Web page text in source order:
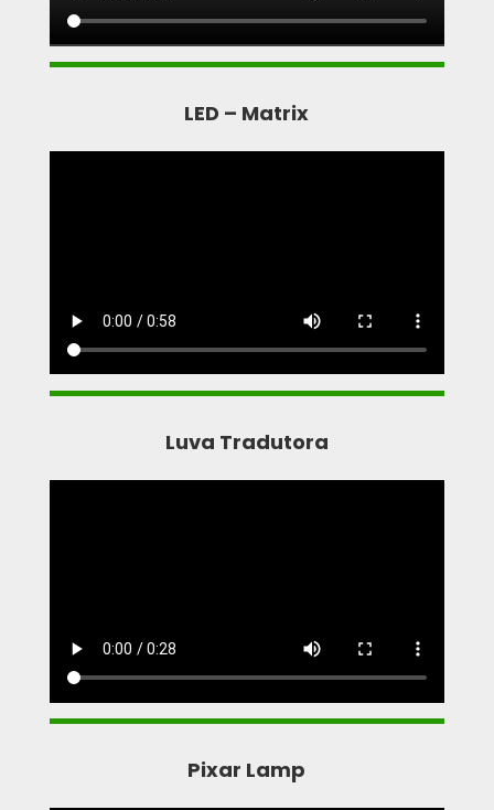
LED – Matrix
Luva Tradutora
Pixar Lamp